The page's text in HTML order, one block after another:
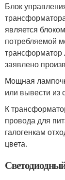
Блок
является
потребляемой
заявлено
Мощная
или вывести из
К
провода для
галогенкам
цвета.